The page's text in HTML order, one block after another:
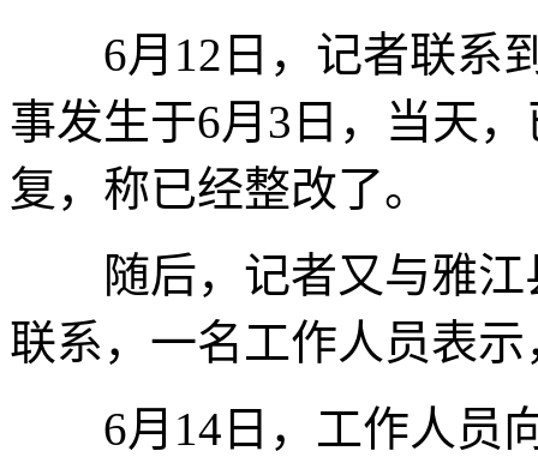
6月12日，记者联系到
事发生于6月3日，当天
复，称已经整改了。
随后，记者又与雅江
联系，一名工作人员表
6月14日，工作人员向